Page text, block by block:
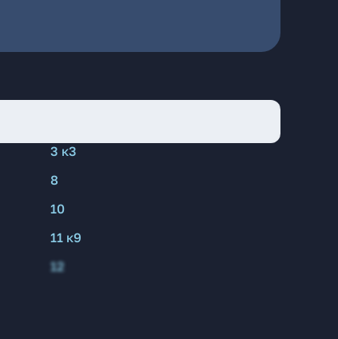
3 к3
8
10
11 к9
12